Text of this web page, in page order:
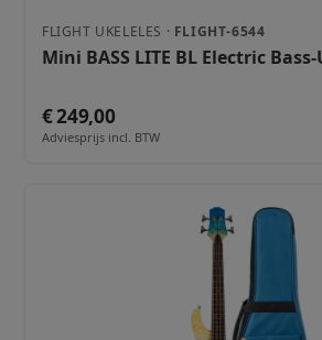
FLIGHT UKELELES · FLIGHT-6544
Mini BASS LITE BL Electric
€ 249,00
Adviesprijs incl. BTW